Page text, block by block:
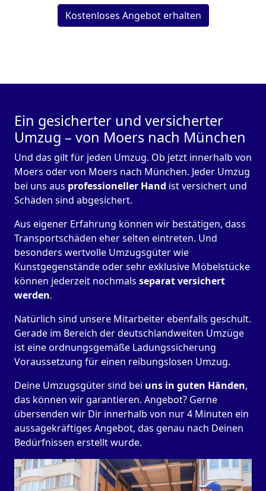
Kostenloses Angebot erhalten
Ein gesicherter und versicherter
Umzug – von Moers nach München
Und das gilt für jeden Umzug. Ob jetzt innerhalb von
Moers oder von Moers nach München. Jeder Umzug
bei uns aus professioneller Hand ist versichert und
Schäden sind abgesichert.
Aus eigener Erfahrung können wir bestätigen, dass
Transportschäden eher selten eintreten. Und
besonders wertvolle Umzugsgüter wie
Kunstgegenstände oder sehr exklusive Möbelstücke
können jederzeit nochmals separat versichert
werden.
Natürlich sind unsere Mitarbeiter ebenfalls geschult.
Gerade im Bereich der deutschlandweiten Umzüge
ist eine ordnungsgemäße Ladungssicherung
Voraussetzung für einen reibungslosen Umzug.
Deine Umzugsgüter sind bei uns in guten Händen,
das können wir garantieren. Angebot? Gerne
übersenden wir Dir innerhalb von nur 4 Minuten ein
aussagekräftiges Angebot, das genau nach Deinen
Bedürfnissen erstellt wurde.